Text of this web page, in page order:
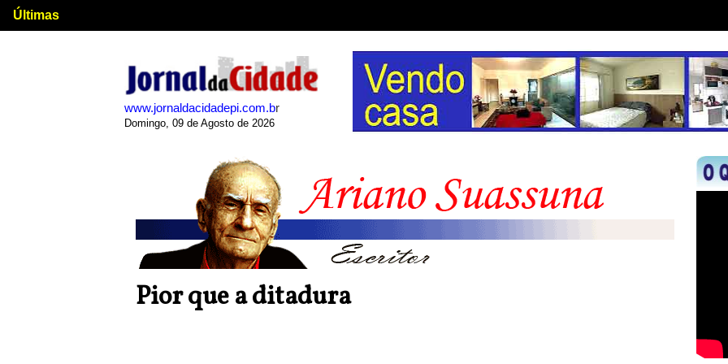
Últimas
www.jornaldacidadepi.com.br
Domingo, 09 de Agosto de 2026
Pior que a ditadura